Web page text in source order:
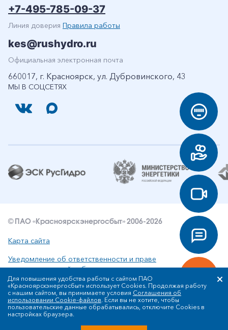
МЫ В СОЦСЕТЯХ
+7-495-785-09-37
Линия доверия Правила работы
kes@rushydro.ru
Официальная электронная почта
660017, г. Красноярск, ул. Дубровинского, 43
© ПАО «Красноярскэнергосбыт» 2006-2026
Карта сайта
Уведомление об ответственности и праве
интеллектуальной собственности
Политика ПАО «Красноярскэнергосбыт» в отношении
обработки персональных данных
Для повышения удобства работы с сайтом ПАО
«Красноярскэнергосбыт» использует Cookies. Продолжая работу
с нашим сайтом, вы принимаете условия Соглашения об
использовании Cookie-файлов. Если вы не хотите, чтобы
пользовательские данные обрабатывались, отключите Cookies в
настройках браузера.